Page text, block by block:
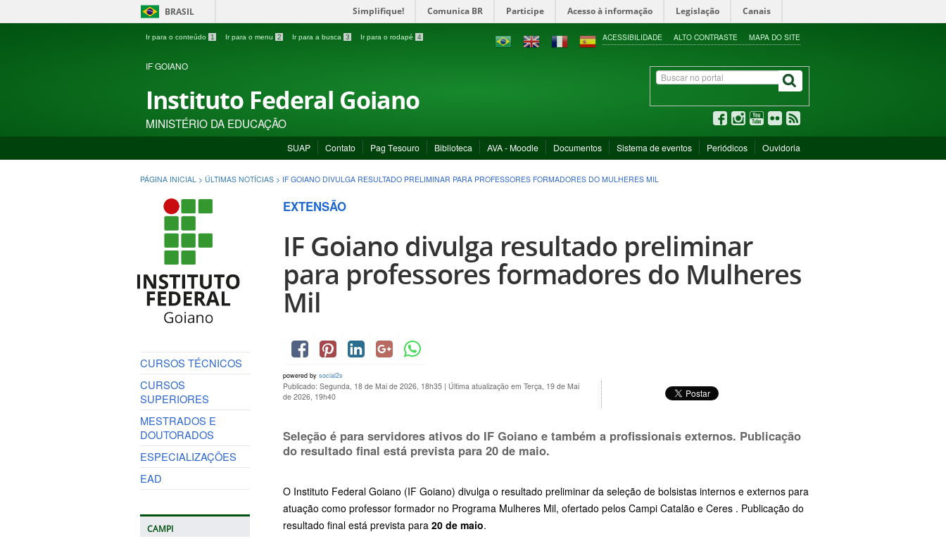
BRASIL Simplifique! Comunica BR Participe Acesso à informação Legislação Canais
Ir para o conteúdo 1 Ir para o menu 2 Ir para a busca 3 Ir para o rodapé 4 ACESSIBILIDADE ALTO CONTRASTE MAPA DO SITE
IF GOIANO
Instituto Federal Goiano
MINISTÉRIO DA EDUCAÇÃO
SUAP Contato Pag Tesouro Biblioteca AVA - Moodle Documentos Sistema de eventos Periódicos Ouvidoria
PÁGINA INICIAL > ÚLTIMAS NOTÍCIAS > IF GOIANO DIVULGA RESULTADO PRELIMINAR PARA PROFESSORES FORMADORES DO MULHERES MIL
CURSOS TÉCNICOS
CURSOS
SUPERIORES
MESTRADOS E
DOUTORADOS
ESPECIALIZAÇÕES
EAD
CAMPI
EXTENSÃO
IF Goiano divulga resultado preliminar
para professores formadores do Mulheres
Mil
powered by social2s
Publicado: Segunda, 18 de Mai de 2026, 18h35 | Última atualização em Terça, 19 de Mai
de 2026, 19h40
Seleção é para servidores ativos do IF Goiano e também a profissionais externos. Publicação
do resultado final está prevista para 20 de maio.
O Instituto Federal Goiano (IF Goiano) divulga o resultado preliminar da seleção de bolsistas internos e externos para
atuação como professor formador no Programa Mulheres Mil, ofertado pelos Campi Catalão e Ceres . Publicação do
resultado final está prevista para 20 de maio.